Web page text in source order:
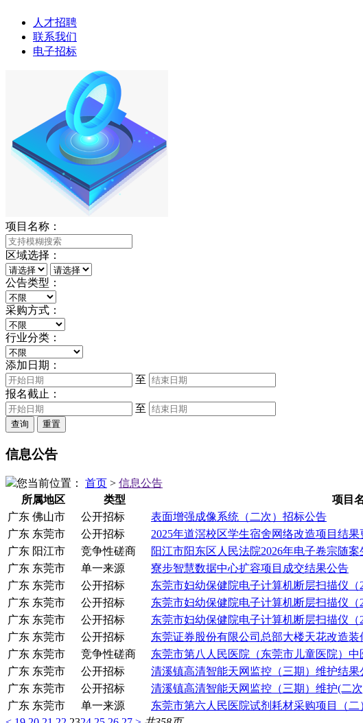
人才招聘
联系我们
电子招标
项目名称：
区域选择：
公告类型：
采购方式：
行业分类：
添加日期：
至
报名截止：
至
信息公告
您当前位置： 首页 > 信息公告
所属地区
类型 项目
广东 佛山市
公开招标 表面增强成像系统（二次）招标公告
广东 东莞市
公开招标 2025年道滘校区学生宿舍网络改造项目结果
广东 阳江市
竞争性磋商 阳江市阳东区人民法院2026年电子卷宗随
广东 东莞市
单一来源 寮步智慧数据中心扩容项目成交结果公告
广东 东莞市
公开招标 东莞市妇幼保健院电子计算机断层扫描仪
广东 东莞市
公开招标 东莞市妇幼保健院电子计算机断层扫描仪
广东 东莞市
公开招标 东莞市妇幼保健院电子计算机断层扫描仪
广东 东莞市
公开招标 东莞证券股份有限公司总部大楼天花改造
广东 东莞市
竞争性磋商 东莞市第八人民医院（东莞市儿童医院）
广东 东莞市
公开招标 清溪镇高清智能天网监控（三期）维护结果
广东 东莞市
公开招标 清溪镇高清智能天网监控（三期）维护(二
广东 东莞市
单一来源 东莞市第六人民医院试剂耗材采购项目（